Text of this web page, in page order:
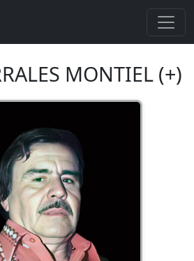
MONTIEL (+)